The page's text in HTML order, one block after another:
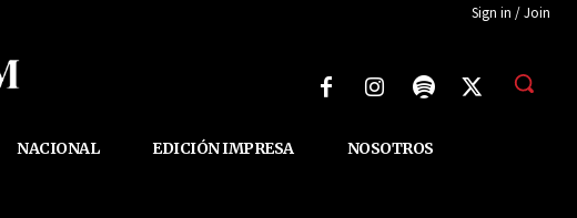
Sign in / Join
NACIONAL EDICIÓN IMPRESA NOSOTROS